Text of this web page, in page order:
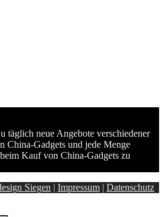
täglich neue Angebote verschiedener
China-Gadgets und jede Menge
Kauf von China-Gadgets zu
Siegen | Impressum | Datenschutz